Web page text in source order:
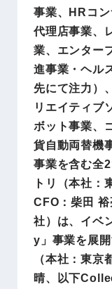
事業、HRコ
代理店事業、
業、エンター
進事業・ヘル
先にて注力）
リエイティブ
ボット事業、
貨自動両替機
事業を含む全
トリ（本社：
CFO：柴田
社）は、イベ
y」事業を展
（本社：東
晴、以下